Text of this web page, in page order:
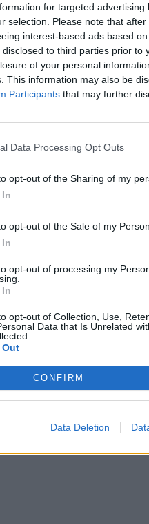
for targeted
selection. Please note that
interest-based ads based
disclosed to third parties prior
of your personal
This information may also be
Participants that may further
Data Processing Opt Outs
opt-out of the Sharing of my
opt-out of the Sale of my
opt-out of processing my
opt-out of Collection, Use,
Data that Is Unrelated
CONFIRM
Data Deletion